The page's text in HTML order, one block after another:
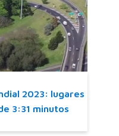
2023: lugares
3:31 minutos